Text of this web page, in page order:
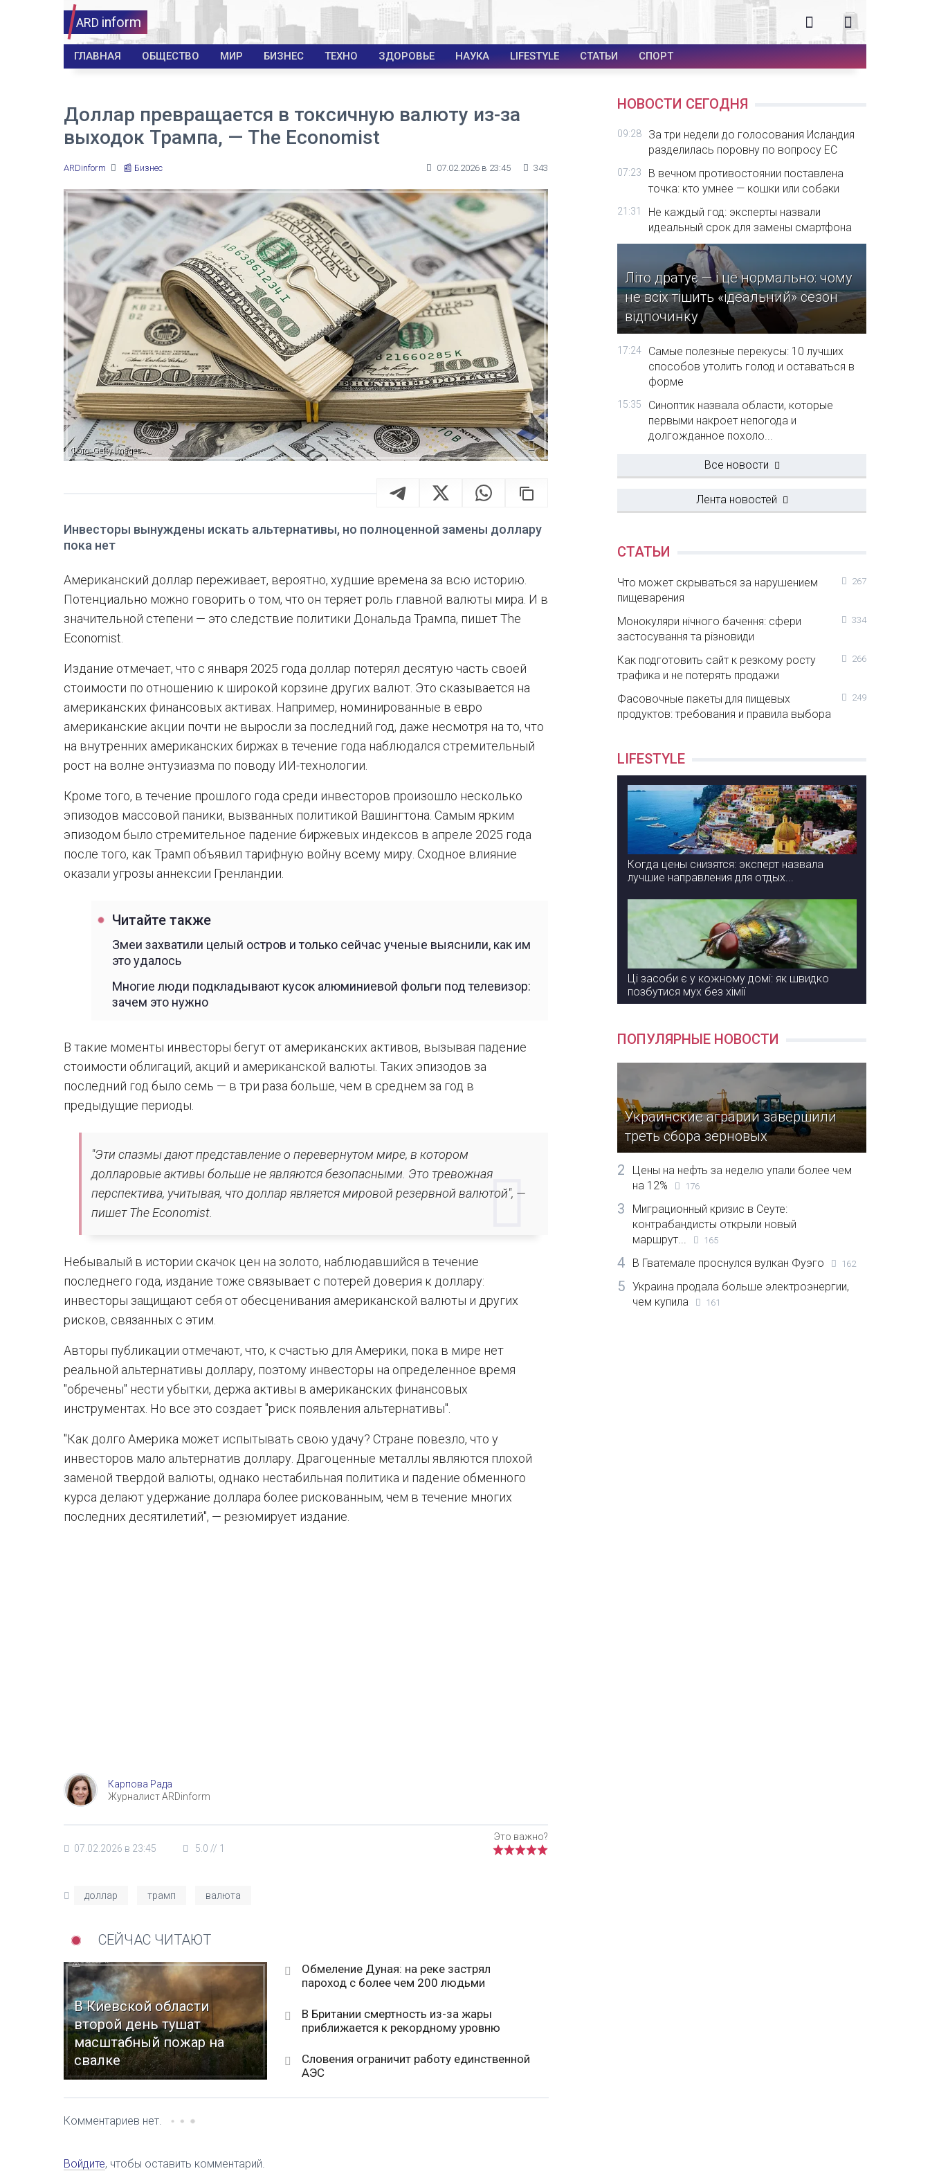
ARD inform
ГЛАВНАЯ ОБЩЕСТВО МИР БИЗНЕС ТЕХНО ЗДОРОВЬЕ НАУКА LIFESTYLE СТАТЬИ СПОРТ
Доллар превращается в токсичную валюту из-за
выходок Трампа, — The Economist
ARDinform 📰 Бизнес 07.02.2026 в 23:45 343
Фото: Getty Images
Инвесторы вынуждены искать альтернативы, но полноценной замены доллару
пока нет
Американский доллар переживает, вероятно, худшие времена за всю историю.
Потенциально можно говорить о том, что он теряет роль главной валюты мира. И в
значительной степени — это следствие политики Дональда Трампа, пишет The
Economist.
Издание отмечает, что с января 2025 года доллар потерял десятую часть своей
стоимости по отношению к широкой корзине других валют. Это сказывается на
американских финансовых активах. Например, номинированные в евро
американские акции почти не выросли за последний год, даже несмотря на то, что
на внутренних американских биржах в течение года наблюдался стремительный
рост на волне энтузиазма по поводу ИИ-технологии.
Кроме того, в течение прошлого года среди инвесторов произошло несколько
эпизодов массовой паники, вызванных политикой Вашингтона. Самым ярким
эпизодом было стремительное падение биржевых индексов в апреле 2025 года
после того, как Трамп объявил тарифную войну всему миру. Сходное влияние
оказали угрозы аннексии Гренландии.
Читайте также
Змеи захватили целый остров и только сейчас ученые выяснили, как им
это удалось
Многие люди подкладывают кусок алюминиевой фольги под телевизор:
зачем это нужно
В такие моменты инвесторы бегут от американских активов, вызывая падение
стоимости облигаций, акций и американской валюты. Таких эпизодов за
последний год было семь — в три раза больше, чем в среднем за год в
предыдущие периоды.
"Эти спазмы дают представление о перевернутом мире, в котором
долларовые активы больше не являются безопасными. Это тревожная
перспектива, учитывая, что доллар является мировой резервной валютой", —
пишет The Economist.
Небывалый в истории скачок цен на золото, наблюдавшийся в течение
последнего года, издание тоже связывает с потерей доверия к доллару:
инвесторы защищают себя от обесценивания американской валюты и других
рисков, связанных с этим.
Авторы публикации отмечают, что, к счастью для Америки, пока в мире нет
реальной альтернативы доллару, поэтому инвесторы на определенное время
"обречены" нести убытки, держа активы в американских финансовых
инструментах. Но все это создает "риск появления альтернативы".
"Как долго Америка может испытывать свою удачу? Стране повезло, что у
инвесторов мало альтернатив доллару. Драгоценные металлы являются плохой
заменой твердой валюты, однако нестабильная политика и падение обменного
курса делают удержание доллара более рискованным, чем в течение многих
последних десятилетий", — резюмирует издание.
Карпова Рада
Журналист ARDinform
07.02.2026 в 23:45 5.0 // 1
доллар трамп валюта
СЕЙЧАС ЧИТАЮТ
В Киевской области
второй день тушат
масштабный пожар на
свалке
Обмеление Дуная: на реке застрял
пароход с более чем 200 людьми
В Британии смертность из-за жары
приближается к рекордному уровню
Словения ограничит работу единственной
АЭС
Комментариев нет.
Войдите, чтобы оставить комментарий.
НОВОСТИ СЕГОДНЯ
09:28
За три недели до голосования Исландия
разделилась поровну по вопросу ЕС
07:23
В вечном противостоянии поставлена
точка: кто умнее — кошки или собаки
21:31
Не каждый год: эксперты назвали
идеальный срок для замены смартфона
Літо дратує — і це нормально: чому
не всіх тішить «ідеальний» сезон
відпочинку
17:24
Самые полезные перекусы: 10 лучших
способов утолить голод и оставаться в
форме
15:35
Синоптик назвала области, которые
первыми накроет непогода и
долгожданное похоло...
Все новости
Лента новостей
СТАТЬИ
Что может скрываться за нарушением
пищеварения
267
Монокуляри нічного бачення: сфери
застосування та різновиди
334
Как подготовить сайт к резкому росту
трафика и не потерять продажи
266
Фасовочные пакеты для пищевых
продуктов: требования и правила выбора
249
LIFESTYLE
Когда цены снизятся: эксперт назвала
лучшие направления для отдых...
Ці засоби є у кожному домі: як швидко
позбутися мух без хімії
ПОПУЛЯРНЫЕ НОВОСТИ
Украинские аграрии завершили
треть сбора зерновых
2
Цены на нефть за неделю упали более чем
на 12%
176
3
Миграционный кризис в Сеуте:
контрабандисты открыли новый
маршрут...
165
4 В Гватемале проснулся вулкан Фуэго 162
5
Украина продала больше электроэнергии,
чем купила
161